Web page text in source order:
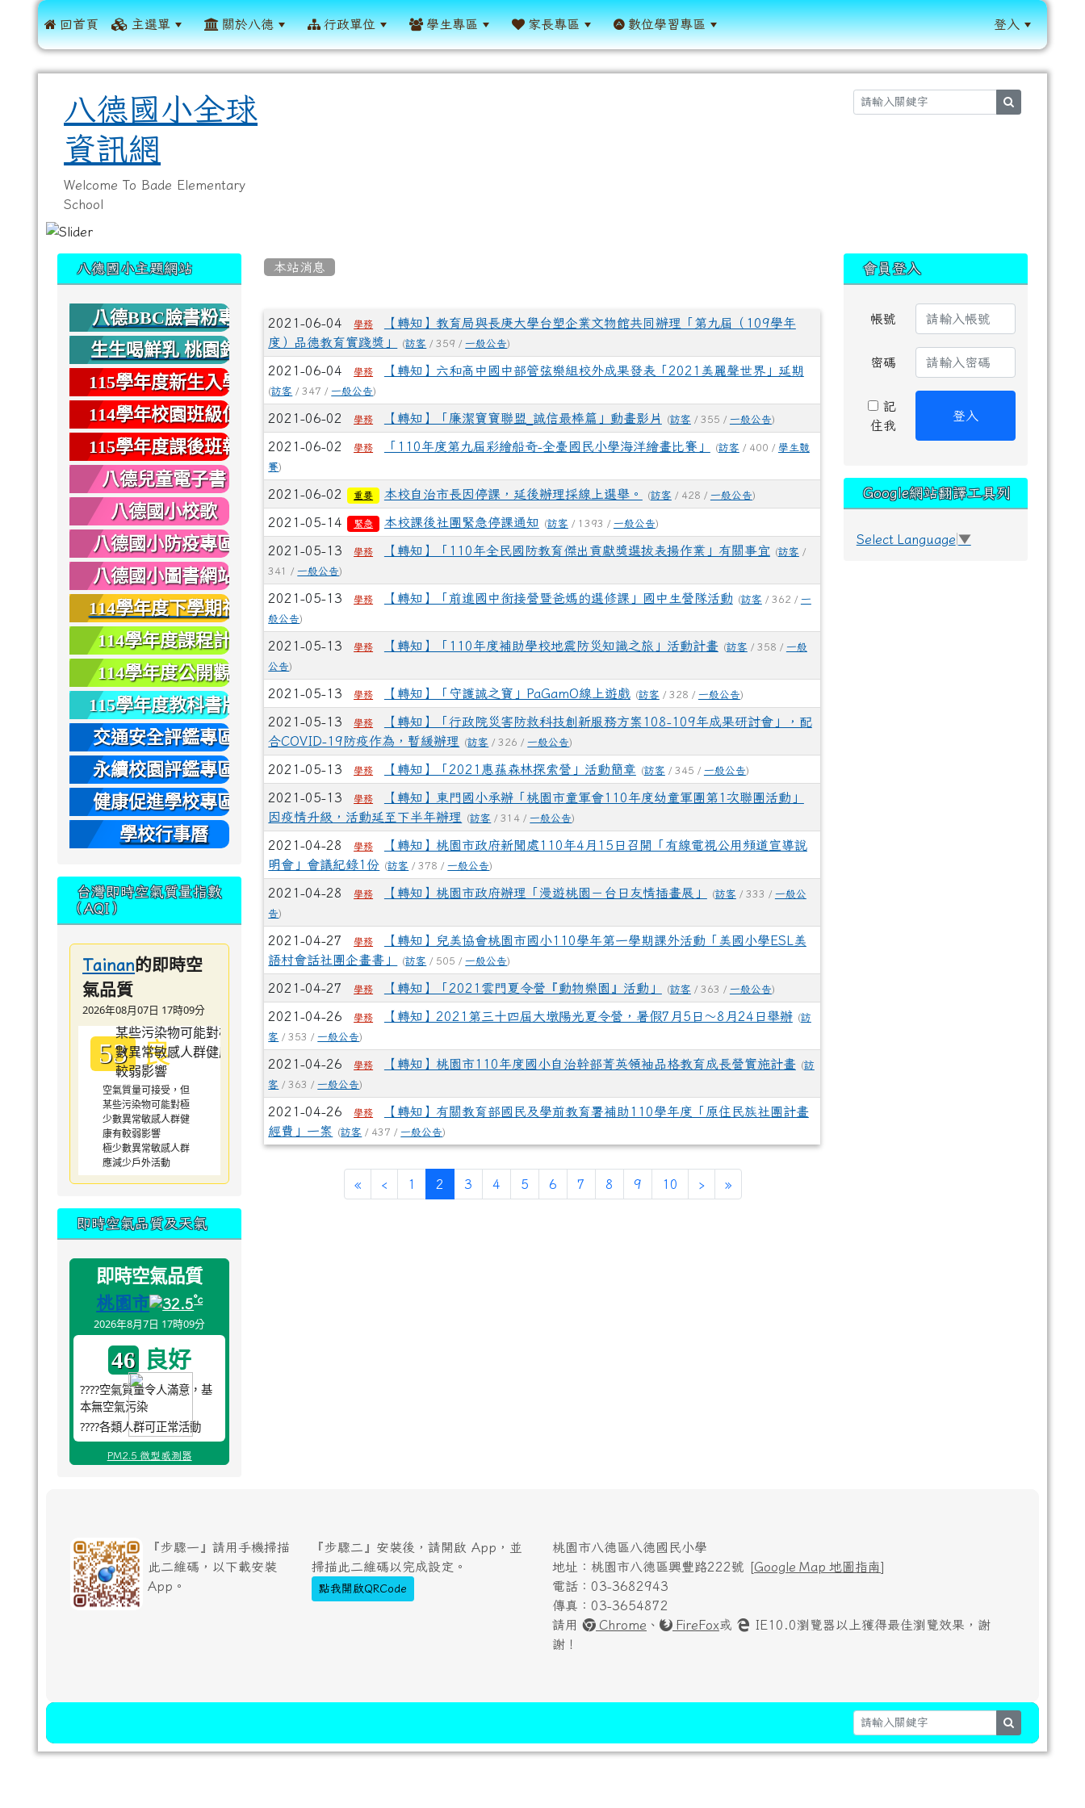
 回首頁 主選單 關於八德 行政單位 學生專區 家長專區 數位學習專區 登入
八德國小全球
資訊網
Welcome To Bade Elementary
School
本站消息
文章列表
2021-06-04 學務
【轉知】教育局與長庚大學台塑企業文物館共同辦理「第九屆（109學年
度）品德教育實踐獎」
(訪客 / 359 / 一般公告)
2021-06-04 學務 【轉知】六和高中國中部管弦樂組校外成果發表「2021美麗聲世界」延期
(訪客 / 347 / 一般公告)
2021-06-02 學務 【轉知】「廉潔寶寶聯盟_誠信最棒篇」動畫影片 (訪客 / 355 / 一般公告)
2021-06-02 學務 「110年度第九屆彩繪船奇-全臺國民小學海洋繪畫比賽」 (訪客 / 400 / 學生競
賽)
2021-06-02 重要 本校自治市長因停課，延後辦理採線上選舉。 (訪客 / 428 / 一般公告)
2021-05-14 緊急 本校課後社團緊急停課通知 (訪客 / 1393 / 一般公告)
2021-05-13 學務 【轉知】「110年全民國防教育傑出貢獻獎選拔表揚作業」有關事宜 (訪客 /
341 / 一般公告)
2021-05-13 學務 【轉知】「前進國中銜接營暨爸媽的選修課」國中生營隊活動 (訪客 / 362 / 一
般公告)
2021-05-13 學務 【轉知】「110年度補助學校地震防災知識之旅」活動計畫 (訪客 / 358 / 一般
公告)
2021-05-13 學務 【轉知】「守護誠之寶」PaGamO線上遊戲 (訪客 / 328 / 一般公告)
2021-05-13 學務
【轉知】「行政院災害防救科技創新服務方案108-109年成果研討會」，配
合COVID-19防疫作為，暫緩辦理
(訪客 / 326 / 一般公告)
2021-05-13 學務 【轉知】「2021惠蓀森林探索營」活動簡章 (訪客 / 345 / 一般公告)
2021-05-13 學務
【轉知】東門國小承辦「桃園市童軍會110年度幼童軍團第1次聯團活動」
因疫情升級，活動延至下半年辦理
(訪客 / 314 / 一般公告)
2021-04-28 學務
【轉知】桃園市政府新聞處110年4月15日召開「有線電視公用頻道宣導說
明會」會議紀錄1份
(訪客 / 378 / 一般公告)
2021-04-28 學務 【轉知】桃園市政府辦理「漫遊桃園－台日友情插畫展」 (訪客 / 333 / 一般公
告)
2021-04-27 學務
【轉知】兒美協會桃園市國小110學年第一學期課外活動「美國小學ESL美
語村會話社團企畫書」
(訪客 / 505 / 一般公告)
2021-04-27 學務 【轉知】「2021雲門夏令營『動物樂園』活動」 (訪客 / 363 / 一般公告)
2021-04-26 學務 【轉知】2021第三十四屆大墩陽光夏令營，暑假7月5日～8月24日舉辦 (訪
客 / 353 / 一般公告)
2021-04-26 學務 【轉知】桃園市110年度國小自治幹部菁英領袖品格教育成長營實施計畫 (訪
客 / 363 / 一般公告)
2021-04-26 學務
【轉知】有關教育部國民及學前教育署補助110學年度「原住民族社團計畫
經費」一案
(訪客 / 437 / 一般公告)
« ‹ 1 2 (current)
3 4 5 6 7 8 9 10 › »
八德國小主題網站
八德BBC臉書粉專
生生喝鮮乳 桃園鈣
健康
115學年度新生入學
專區
114學年校園班級位
置圖
115學年度課後班報
名
八德兒童電子書
八德國小校歌
八德國小防疫專區
八德國小圖書網站
114學年度下學期社
團報名
114學年度課程計
畫
114學年度公開觀
課
115學年度教科書版
本
交通安全評鑑專區
永續校園評鑑專區
健康促進學校專區
學校行事曆
台灣即時空氣質量指數
（AQI）
Tainan的即時空
氣品質
2026年08月07日 17時09分
53 良
空氣質量可接受，但
某些污染物可能對極
少數異常敏感人群健
康有較弱影響
極少數異常敏感人群
應減少戶外活動
即時空氣品質及天氣
即時空氣品質
桃園市 32.5°c
2026年8月7日 17時09分
46 良好
????空氣質量令人滿意，基
本無空氣污染
????各類人群可正常活動
PM2.5 微型感測器
會員登入
帳號
密碼
記
住我
登入
Google網站翻譯工具列
Select Language ▼
『步驟一』請用手機掃描
此二維碼，以下載安裝
App。
『步驟二』安裝後，請開啟 App，並
掃描此二維碼以完成設定。
點我開啟QRCode
桃園市八德區八德國民小學
地址：桃園市八德區興豐路222號 [Google Map 地圖指南]
電話：03-3682943
傳真：03-3654872
請用
Chrome 、 FireFox或
IE10.0瀏覽器以上獲得最佳瀏覽效果，謝
謝！